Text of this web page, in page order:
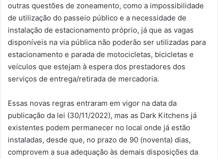
outras questões de zoneamento, como a impossibilidade
de utilização do passeio público e a necessidade de
instalação de estacionamento próprio, já que as vagas
disponíveis na via pública não poderão ser utilizadas para
estacionamento e parada de motocicletas, bicicletas e
veículos que estejam à espera dos prestadores dos
serviços de entrega/retirada de mercadoria.
Essas novas regras entraram em vigor na data da
publicação da lei (30/11/2022), mas as Dark Kitchens já
existentes podem permanecer no local onde já estão
instaladas, desde que, no prazo de 90 (noventa) dias,
comprovem a sua adequação às demais disposições da